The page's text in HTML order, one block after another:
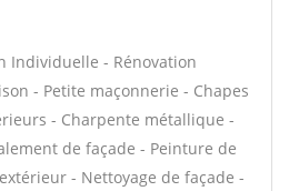
Individuelle - Rénovation
- Petite maçonnerie - Chapes
- Charpente métallique -
de façade - Peinture de
- Nettoyage de façade -